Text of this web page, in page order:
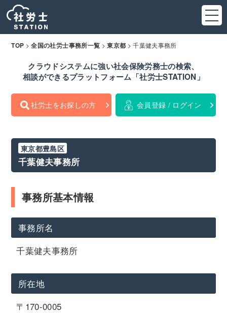
TOP >全国の社労士事務所一覧 >東京都 >千葉健夫事務所
クラウドシステムに強い社会保険労務士の検索、
相談ができるプラットフォーム「社労士STATION」
社労士をお探しの方 会員登録 / ログイン
東京都豊島区
千葉健夫事務所
事務所基本情報
事務所名
千葉健夫事務所
所在地
〒170-0005